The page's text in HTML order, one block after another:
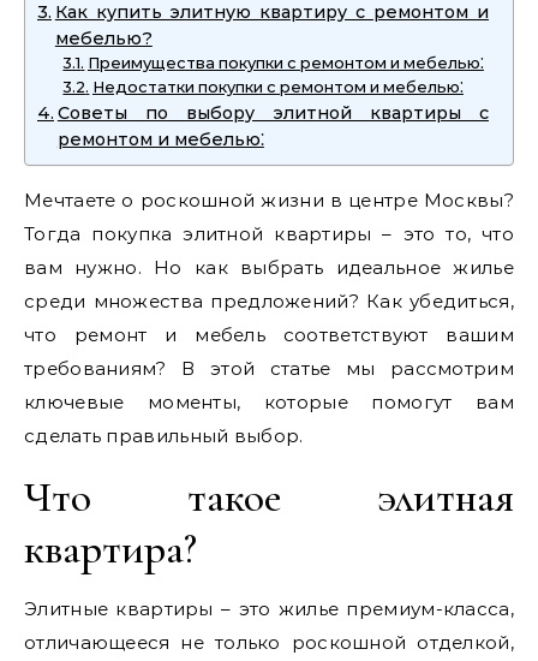
Как купить элитную квартиру с ремонтом и
мебелью?
Преимущества покупки с ремонтом и мебелью⁚
Недостатки покупки с ремонтом и мебелью⁚
Советы по выбору элитной квартиры с
ремонтом и мебелью⁚
Мечтаете о роскошной жизни в центре Москвы?
Тогда покупка элитной квартиры – это то, что
вам нужно. Но как выбрать идеальное жилье
среди множества предложений? Как убедиться,
что ремонт и мебель соответствуют вашим
требованиям? В этой статье мы рассмотрим
ключевые моменты, которые помогут вам
сделать правильный выбор.
Что такое элитная
квартира?
Элитные квартиры – это жилье премиум-класса,
отличающееся не только роскошной отделкой,